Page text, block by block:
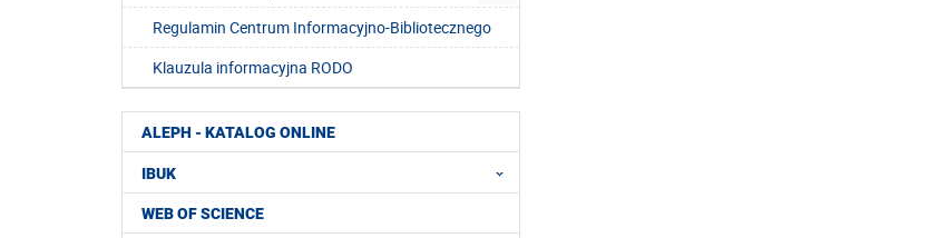
Regulamin Centrum Informacyjno-Bibliotecznego
Klauzula informacyjna RODO
ALEPH - KATALOG ONLINE
IBUK
WEB OF SCIENCE